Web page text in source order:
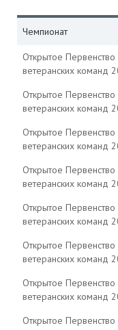
Чемпионат
Открытое
ветеранских команд
Открытое
ветеранских команд
Открытое
ветеранских команд
Открытое
ветеранских команд
Открытое
ветеранских команд
Открытое
ветеранских команд
Открытое
ветеранских команд
Открытое